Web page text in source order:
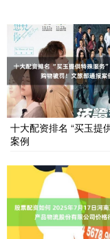
十大配资排名 “买玉提
案例